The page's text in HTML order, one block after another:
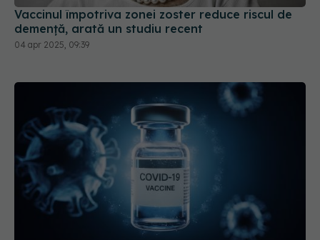
Vaccinul împotriva zonei zoster reduce riscul de
demență, arată un studiu recent
04 apr 2025, 09:39